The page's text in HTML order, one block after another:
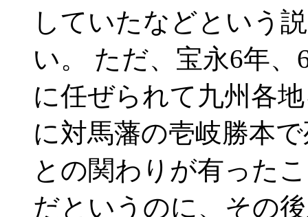
していたなどという
い。 ただ、宝永6年
に任ぜられて九州各
に対馬藩の壱岐勝本
との関わりが有った
だというのに、その